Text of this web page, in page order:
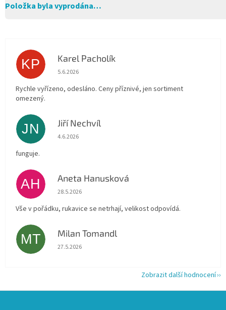
Položka byla vyprodána…
KP Karel Pacholík
Hodnocení obchodu je 4 z 5 hvězdiček.
5.6.2026
Rychle vyřízeno, odesláno. Ceny příznivé, jen sortiment
omezený.
JN Jiří Nechvíl
Hodnocení obchodu je 5 z 5 hvězdiček.
4.6.2026
funguje.
AH Aneta Hanusková
Hodnocení obchodu je 5 z 5 hvězdiček.
28.5.2026
Vše v pořádku, rukavice se netrhají, velikost odpovídá.
MT Milan Tomandl
Hodnocení obchodu je 5 z 5 hvězdiček.
27.5.2026
Zobrazit další hodnocení